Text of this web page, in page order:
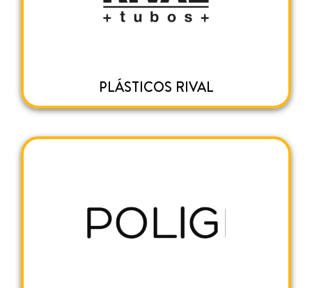
PLÁSTICOS RIVAL